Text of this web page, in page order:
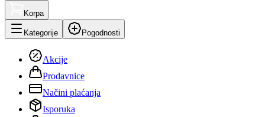
Korpa
Kategorije Pogodnosti
Akcije
Prodavnice
Načini plaćanja
Isporuka